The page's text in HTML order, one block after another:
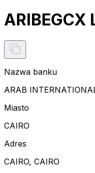
ARIBEGCX
Nazwa banku
ARAB
Miasto
CAIRO
Adres
CAIRO, CAIRO